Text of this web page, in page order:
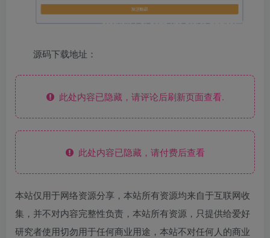
源码下载地址：
此处内容已隐藏，请评论后刷新页面查看.
此处内容已隐藏，请付费后查看
本站仅用于网络资源分享，本站所有资源均来自于互联网收
集，并不对内容完整性负责，本站所有资源，只提供给爱好
研究者使用切勿用于任何商业用途，本站不对任何人的商业